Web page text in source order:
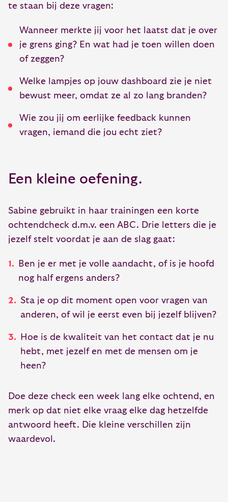
te staan bij deze vragen:
Wanneer merkte jij voor het laatst dat je over
je grens ging? En wat had je toen willen doen
of zeggen?
Welke lampjes op jouw dashboard zie je niet
bewust meer, omdat ze al zo lang branden?
Wie zou jij om eerlijke feedback kunnen
vragen, iemand die jou echt ziet?
Een kleine oefening.
Sabine gebruikt in haar trainingen een korte
ochtendcheck d.m.v. een ABC. Drie letters die je
jezelf stelt voordat je aan de slag gaat:
Ben je er met je volle aandacht, of is je hoofd
nog half ergens anders?
Sta je op dit moment open voor vragen van
anderen, of wil je eerst even bij jezelf blijven?
Hoe is de kwaliteit van het contact dat je nu
hebt, met jezelf en met de mensen om je
heen?
Doe deze check een week lang elke ochtend, en
merk op dat niet elke vraag elke dag hetzelfde
antwoord heeft. Die kleine verschillen zijn
waardevol.